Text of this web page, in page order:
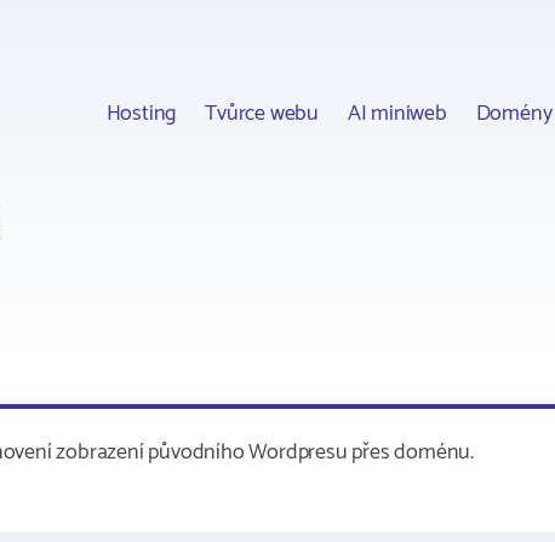
Hosting Tvůrce webu AI miniweb Domény
zobrazení původního Wordpresu přes doménu.